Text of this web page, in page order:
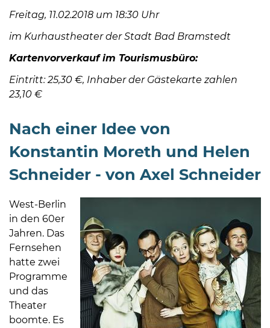
506-
Mo,
Di,
Fr
Uhr
Do
08
Uhr
Freitag, 11.02.2018 um 18:30 Uhr
im Kurhaustheater der Stadt Bad Bramstedt
Kartenvorverkauf im Tourismusbüro:
Eintritt: 25,30 €, Inhaber der Gästekarte zahlen
23,10 €
Nach einer Idee von
Konstantin Moreth und Helen
Schneider - von Axel Schneider
West-Berlin
in den 60er
Jahren. Das
Fernsehen
hatte zwei
Programme
und das
Theater
boomte. Es